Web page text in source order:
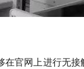
官网上进行无